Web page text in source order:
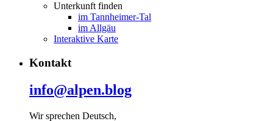
Unterkunft finden
im Tannheimer-Tal
im Allgäu
Interaktive Karte
Kontakt
info@alpen.blog
Wir sprechen Deutsch,